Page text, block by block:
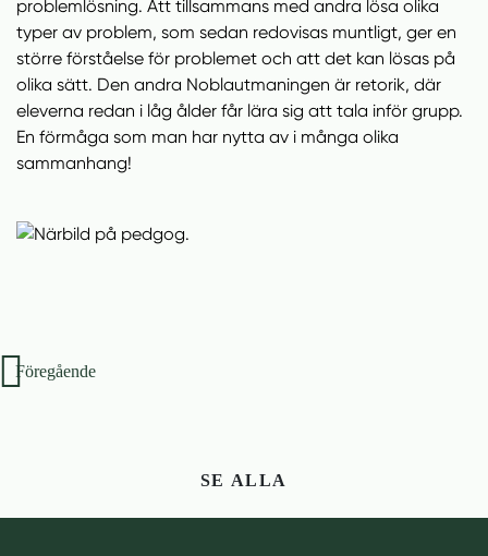
problemlösning. Att tillsammans med andra lösa olika
typer av problem, som sedan redovisas muntligt, ger en
större förståelse för problemet och att det kan lösas på
olika sätt. Den andra Noblautmaningen är retorik, där
eleverna redan i låg ålder får lära sig att tala inför grupp.
En förmåga som man har nytta av i många olika
sammanhang!
Föregående
SE ALLA